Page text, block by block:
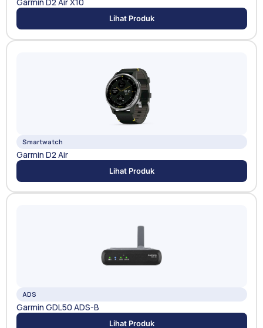
Lihat Produk
Smartwatch
Garmin D2 Air
Lihat Produk
ADS
Garmin GDL50 ADS-B
Lihat Produk